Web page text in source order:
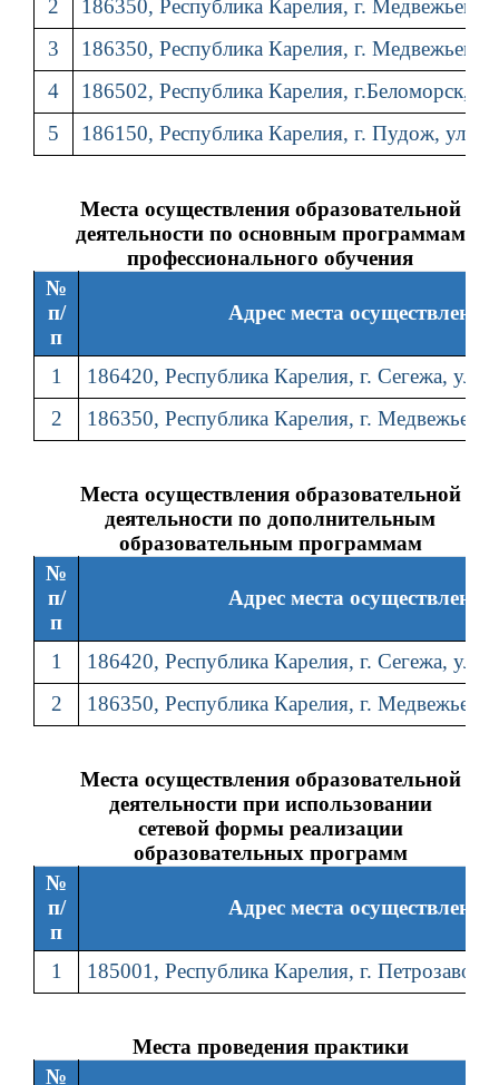
2
186350, Республика Карелия, г.
3
186350, Республика Карелия, г.
4
186502, Республика Карелия, г.Беломорск,
5
186150, Республика Карелия, г. Пудож, ул.
Места осуществления образовательной
деятельности по основным программам
профессионального обучения
№
п/
п
Адрес места
1
186420, Республика Карелия, г. Сегежа, ул.
2
186350, Республика Карелия, г.
Места осуществления образовательной
деятельности по дополнительным
образовательным программам
№
п/
п
Адрес места
1
186420, Республика Карелия, г. Сегежа, ул.
2
186350, Республика Карелия, г.
Места осуществления образовательной
деятельности при использовании
сетевой формы реализации
образовательных программ
№
п/
п
Адрес места
1 185001, Республика Карелия, г.
Места проведения практики
№